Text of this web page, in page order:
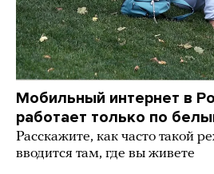
Мобильный интернет в
работает только по
Расскажите, как часто такой
вводится там, где вы живете